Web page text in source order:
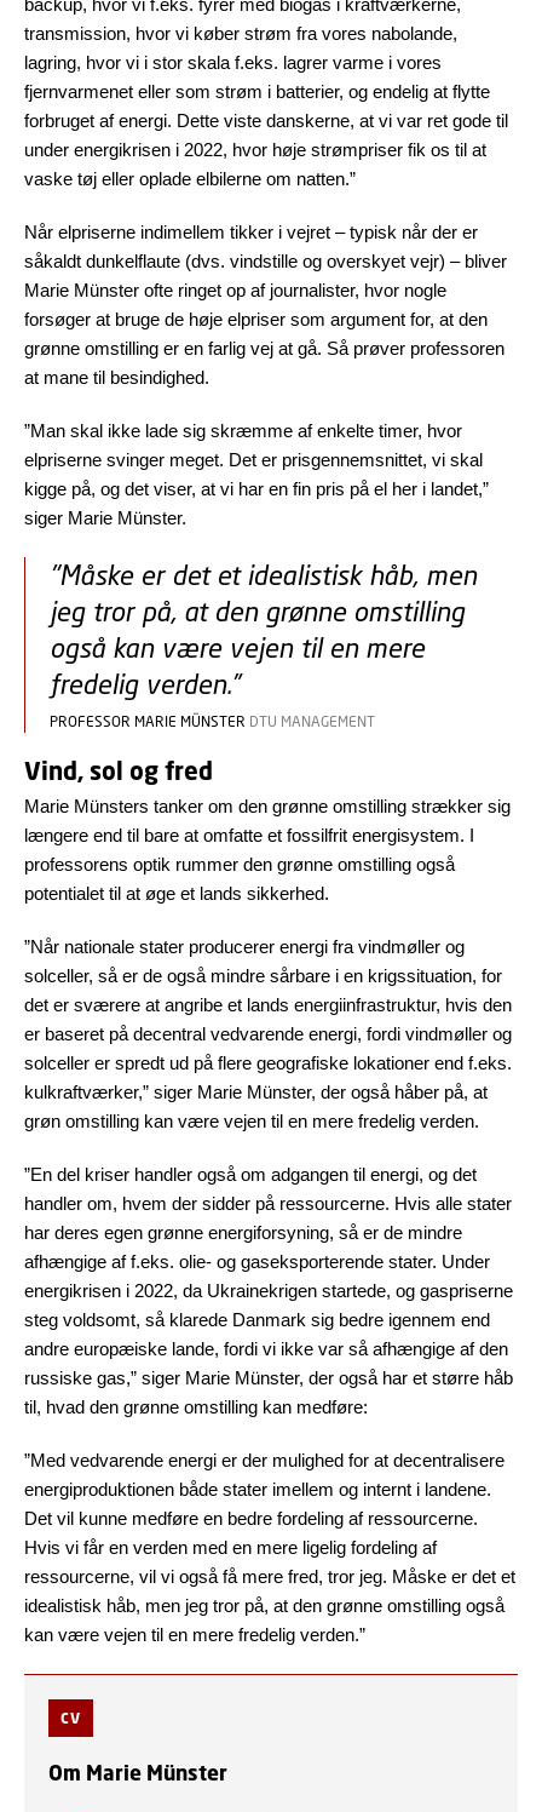
backup, hvor vi f.eks. fyrer med biogas i kraftværkerne,
transmission, hvor vi køber strøm fra vores nabolande,
lagring, hvor vi i stor skala f.eks. lagrer varme i vores
fjernvarmenet eller som strøm i batterier, og endelig at flytte
forbruget af energi. Dette viste danskerne, at vi var ret gode til
under energikrisen i 2022, hvor høje strømpriser fik os til at
vaske tøj eller oplade elbilerne om natten.”
Når elpriserne indimellem tikker i vejret – typisk når der er
såkaldt dunkelflaute (dvs. vindstille og overskyet vejr) – bliver
Marie Münster ofte ringet op af journalister, hvor nogle
forsøger at bruge de høje elpriser som argument for, at den
grønne omstilling er en farlig vej at gå. Så prøver professoren
at mane til besindighed.
”Man skal ikke lade sig skræmme af enkelte timer, hvor
elpriserne svinger meget. Det er prisgennemsnittet, vi skal
kigge på, og det viser, at vi har en fin pris på el her i landet,”
siger Marie Münster.
"Måske er det et idealistisk håb, men
jeg tror på, at den grønne omstilling
også kan være vejen til en mere
fredelig verden.”
PROFESSOR MARIE MÜNSTER DTU MANAGEMENT
Vind, sol og fred
Marie Münsters tanker om den grønne omstilling strækker sig
længere end til bare at omfatte et fossilfrit energisystem. I
professorens optik rummer den grønne omstilling også
potentialet til at øge et lands sikkerhed.
”Når nationale stater producerer energi fra vindmøller og
solceller, så er de også mindre sårbare i en krigssituation, for
det er sværere at angribe et lands energiinfrastruktur, hvis den
er baseret på decentral vedvarende energi, fordi vindmøller og
solceller er spredt ud på flere geografiske lokationer end f.eks.
kulkraftværker,” siger Marie Münster, der også håber på, at
grøn omstilling kan være vejen til en mere fredelig verden.
”En del kriser handler også om adgangen til energi, og det
handler om, hvem der sidder på ressourcerne. Hvis alle stater
har deres egen grønne energiforsyning, så er de mindre
afhængige af f.eks. olie- og gaseksporterende stater. Under
energikrisen i 2022, da Ukrainekrigen startede, og gaspriserne
steg voldsomt, så klarede Danmark sig bedre igennem end
andre europæiske lande, fordi vi ikke var så afhængige af den
russiske gas,” siger Marie Münster, der også har et større håb
til, hvad den grønne omstilling kan medføre:
”Med vedvarende energi er der mulighed for at decentralisere
energiproduktionen både stater imellem og internt i landene.
Det vil kunne medføre en bedre fordeling af ressourcerne.
Hvis vi får en verden med en mere ligelig fordeling af
ressourcerne, vil vi også få mere fred, tror jeg. Måske er det et
idealistisk håb, men jeg tror på, at den grønne omstilling også
kan være vejen til en mere fredelig verden.”
CV
Om Marie Münster